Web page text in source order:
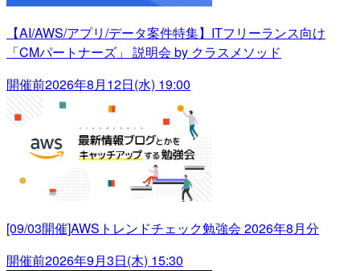
【AI/AWS/アプリ/データ案件特集】ITフリーランス向け
「CMパートナーズ」 説明会 by クラスメソッド
開催前2026年8月12日(水) 19:00
[09/03開催]AWSトレンドチェック勉強会 2026年8月分
開催前2026年9月3日(木) 15:30